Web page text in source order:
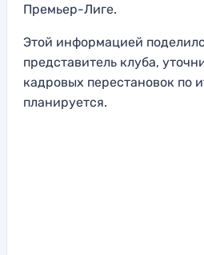
Премьер-Лиге.
Этой информацией
представитель клуба,
кадровых перестановок по
планируется.